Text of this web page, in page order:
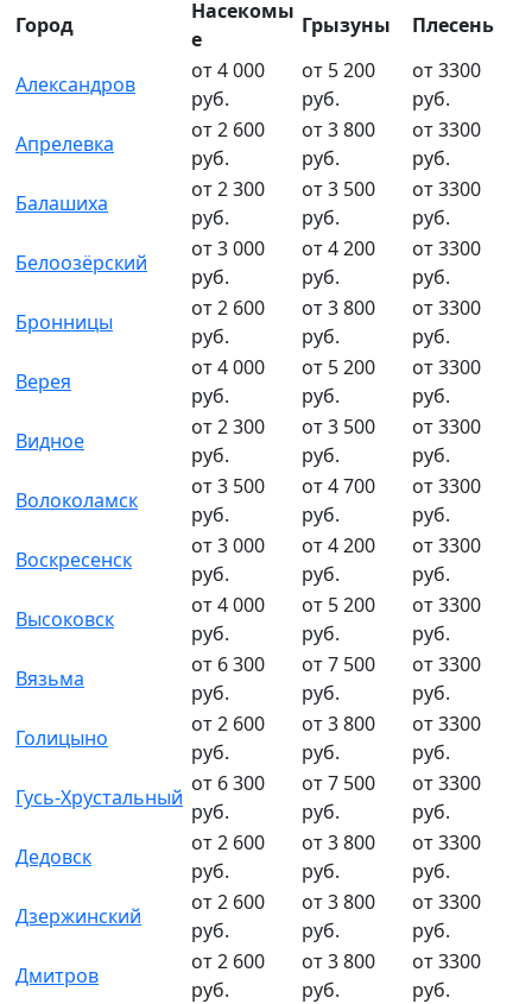
Город
Насекомы
е
Грызуны Плесень
Александров
от 4 000
руб.
от 5 200
руб.
от 3300
руб.
Апрелевка
от 2 600
руб.
от 3 800
руб.
от 3300
руб.
Балашиха
от 2 300
руб.
от 3 500
руб.
от 3300
руб.
Белоозёрский
от 3 000
руб.
от 4 200
руб.
от 3300
руб.
Бронницы
от 2 600
руб.
от 3 800
руб.
от 3300
руб.
Верея
от 4 000
руб.
от 5 200
руб.
от 3300
руб.
Видное
от 2 300
руб.
от 3 500
руб.
от 3300
руб.
Волоколамск
от 3 500
руб.
от 4 700
руб.
от 3300
руб.
Воскресенск
от 3 000
руб.
от 4 200
руб.
от 3300
руб.
Высоковск
от 4 000
руб.
от 5 200
руб.
от 3300
руб.
Вязьма
от 6 300
руб.
от 7 500
руб.
от 3300
руб.
Голицыно
от 2 600
руб.
от 3 800
руб.
от 3300
руб.
Гусь-Хрустальный
от 6 300
руб.
от 7 500
руб.
от 3300
руб.
Дедовск
от 2 600
руб.
от 3 800
руб.
от 3300
руб.
Дзержинский
от 2 600
руб.
от 3 800
руб.
от 3300
руб.
Дмитров
от 2 600
руб.
от 3 800
руб.
от 3300
руб.